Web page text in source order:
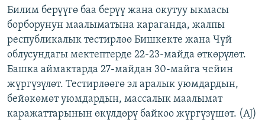
ДАНИСТЕ
ЭЖЕ-СИҢДИЛЕР
АЗАТТЫК+
ЫҢГАЙСЫЗ СУРООЛОР
ОНЛАЙН ШЕРИНЕ
ЭЕ/АРнун бардык сайттары
Билим берүүгө баа берүү жана окутуу ыкмасы
борборунун маалыматына караганда, жалпы
республикалык тестирлөө Бишкекте жана Чүй
облусундагы мектептерде 22-23-майда өткөрүлөт.
Башка аймактарда 27-майдан 30-майга чейин
жүргүзүлөт. Тестирлөөгө эл аралык уюмдардын,
бейөкөмөт уюмдардын, массалык маалымат
каражаттарынын өкүлдөрү байкоо жүргүзүшөт. (AJ)